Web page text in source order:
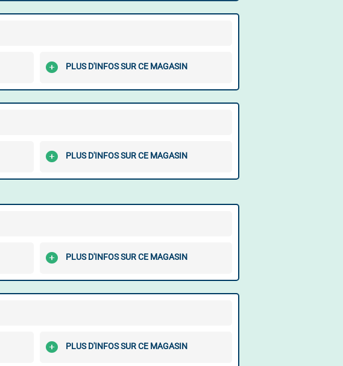
PLUS D'INFOS SUR CE MAGASIN
PLUS D'INFOS SUR CE MAGASIN
PLUS D'INFOS SUR CE MAGASIN
PLUS D'INFOS SUR CE MAGASIN